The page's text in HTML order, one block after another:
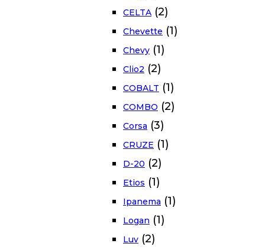
CELTA (2)
Chevette (1)
Chevy (1)
Clio2 (2)
COBALT (1)
COMBO (2)
Corsa (3)
CRUZE (1)
D-20 (2)
Etios (1)
Ipanema (1)
Logan (1)
Luv (2)